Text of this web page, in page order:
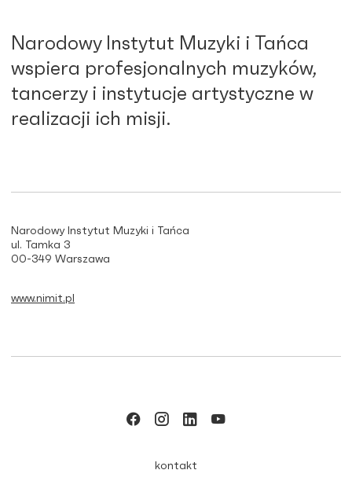
Narodowy Instytut Muzyki i Tańca
wspiera profesjonalnych muzyków,
tancerzy i instytucje artystyczne w
realizacji ich misji.
Narodowy Instytut Muzyki i Tańca
ul. Tamka 3
00-349 Warszawa
www.nimit.pl
kontakt